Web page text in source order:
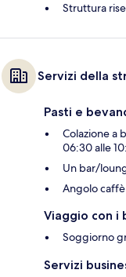
Struttura
Servizi della
Pasti e
Colazione a
06:30 alle
Un bar/
Angolo
Viaggio con i
Soggiorno
Servizi